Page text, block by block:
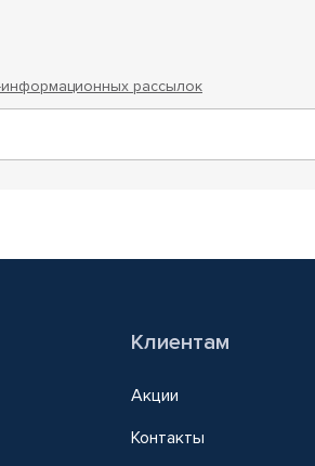
рассылок
Клиентам
Акции
Контакты